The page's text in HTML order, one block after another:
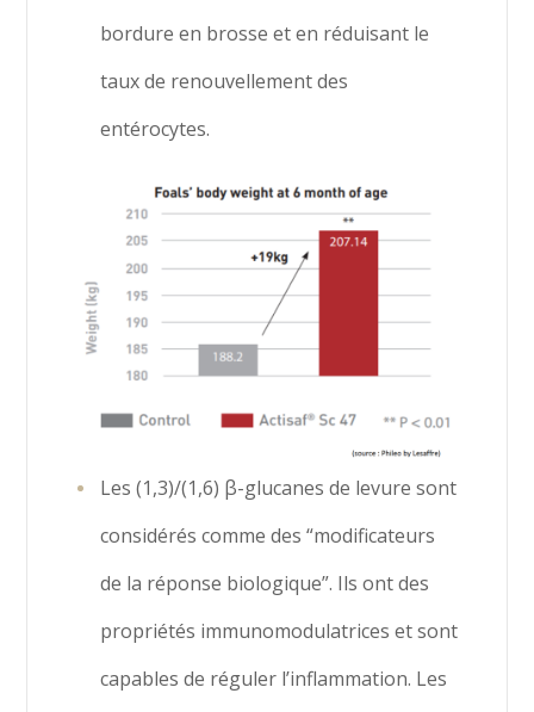
bordure en brosse et en réduisant le
taux de renouvellement des
entérocytes.
Les (1,3)/(1,6) β-glucanes de levure sont
considérés comme des “modificateurs
de la réponse biologique”. Ils ont des
propriétés immunomodulatrices et sont
capables de réguler l’inflammation. Les